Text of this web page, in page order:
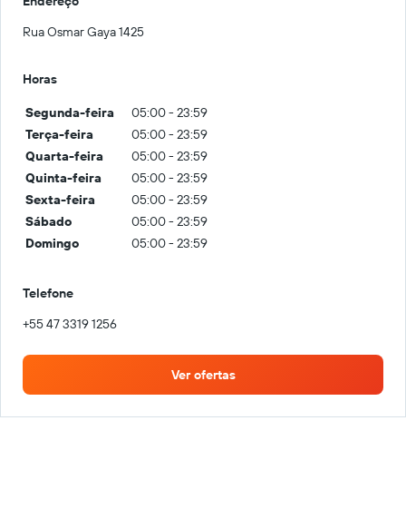
Rua Osmar Gaya 1425
Horas
Segunda-feira
05:00 - 23:59
Terça-feira
05:00 - 23:59
Quarta-feira
05:00 - 23:59
Quinta-feira
05:00 - 23:59
Sexta-feira
05:00 - 23:59
Sábado
05:00 - 23:59
Domingo
05:00 - 23:59
Telefone
+55 47 3319 1256
Ver ofertas